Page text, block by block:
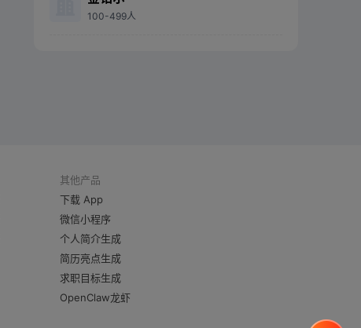
100-499人
其他产品
下载 App
微信小程序
个人简介生成
简历亮点生成
求职目标生成
OpenClaw龙虾